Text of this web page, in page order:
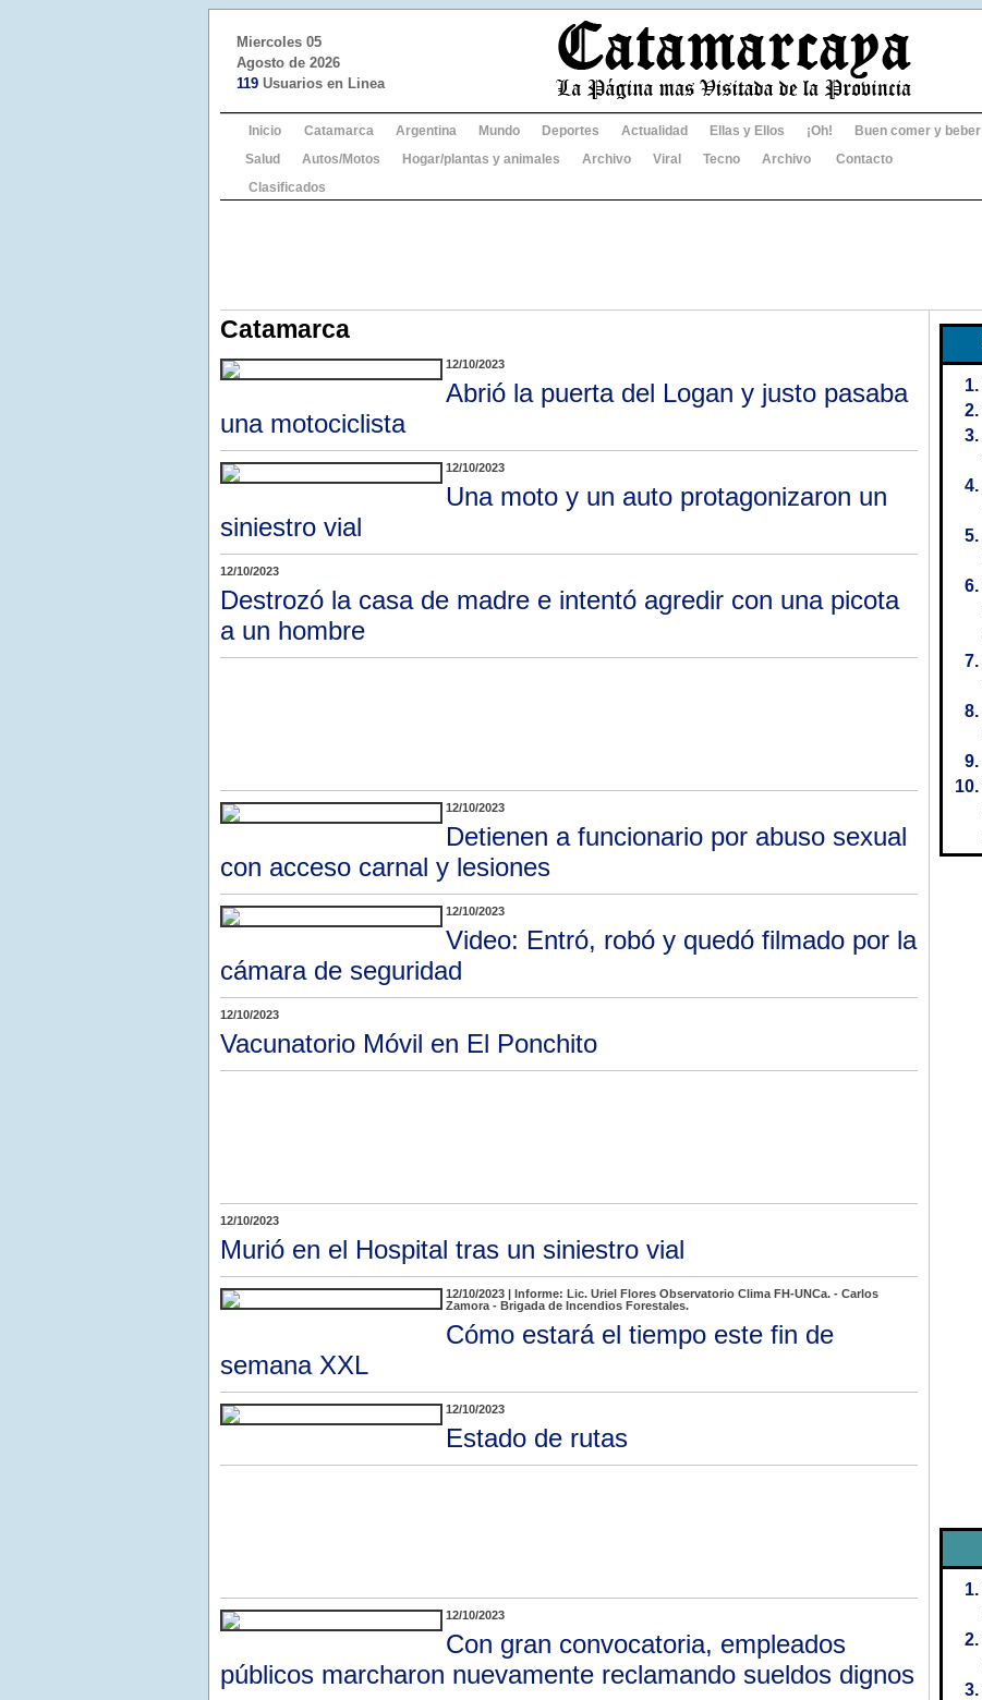
Miercoles 05
Agosto de 2026
119 Usuarios en Linea
Inicio Catamarca Argentina Mundo Deportes Actualidad Ellas y Ellos ¡Oh!
Buen comer y beber
Salud
Autos/Motos Hogar/plantas y animales Archivo Viral Tecno Archivo
Contacto
Clasificados
Catamarca
12/10/2023
Abrió la puerta del Logan y justo pasaba
una motociclista
12/10/2023
Una moto y un auto protagonizaron un
siniestro vial
12/10/2023
Destrozó la casa de madre e intentó agredir con una picota
a un hombre
12/10/2023
Detienen a funcionario por abuso sexual
con acceso carnal y lesiones
12/10/2023
Video: Entró, robó y quedó filmado por la
cámara de seguridad
12/10/2023
Vacunatorio Móvil en El Ponchito
12/10/2023
Murió en el Hospital tras un siniestro vial
12/10/2023 | Informe: Lic. Uriel Flores Observatorio Clima FH-UNCa. - Carlos
Zamora - Brigada de Incendios Forestales.
Cómo estará el tiempo este fin de
semana XXL
12/10/2023
Estado de rutas
12/10/2023
Con gran convocatoria, empleados
públicos marcharon nuevamente reclamando sueldos dignos